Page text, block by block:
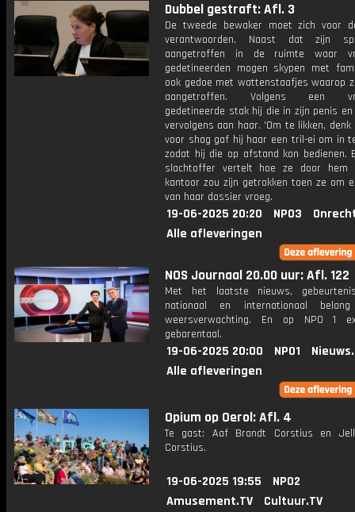
Dubbel gestraft: Afl. 3
De tweede bewaker moet zich voor
verantwoorden. Naast dat zijn
aangetroffen in de ruimte waar
gedetineerden mogen skypen met
ook gedoe met wattenstaafjes waarop
aangetroffen. Volgens een
gedetineerde stak hij die in zijn penis
vervolgens aan haar. 'Om te likken,
voor shag gaf hij haar een tril-ei om in
zodat hij die op afstand kon bedienen.
slachtoffer vertelt hoe ze door hem
kantoor zou zijn getrokken toen ze om
van haar dossier vroeg.
19-06-2025 20:20 NPO3
Alle afleveringen
NOS Journaal 20.00 uur: Afl. 122
Met het laatste nieuws,
nationaal en internationaal
weersverwachting. En op NPO 1
gebarentaal.
19-06-2025 20:00 NPO1
Alle afleveringen
Opium op Oerol: Afl. 4
Te gast: Aaf Brandt Corstius en
Corstius.
19-06-2025 19:55
NPO2
Amusement.TV
Cultuur.TV